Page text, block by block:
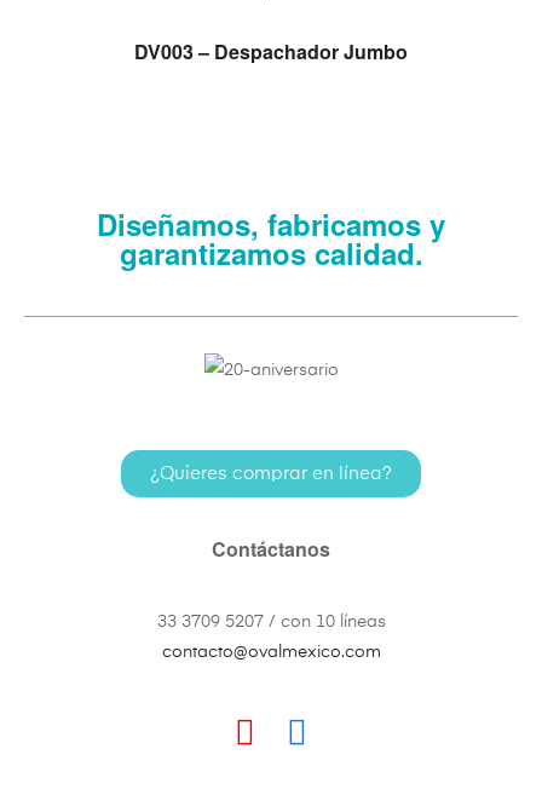
VER PRODUCTO
DV003 – Despachador Jumbo
Diseñamos, fabricamos y
garantizamos calidad.
¿Quieres comprar en línea?
Contáctanos
33 3709 5207 / con 10 líneas
contacto@ovalmexico.com